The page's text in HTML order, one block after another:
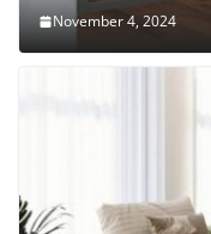
November 4, 2024